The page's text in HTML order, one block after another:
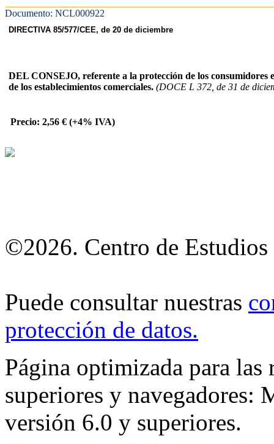
Documento: NCL000922
DIRECTIVA 85/577/CEE, de 20 de diciembre
DEL CONSEJO, referente a la protección de los consumidores
de los establecimientos comerciales. (DOCE L 372, de 31 de
Precio: 2,56 € (+4% IVA)
©2026. Centro de Estudios
Puede consultar nuestras
protección de datos.
Página optimizada para
superiores y
versión 6.0 y superiores.